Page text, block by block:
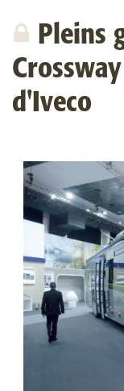
Pleins
d'Iveco